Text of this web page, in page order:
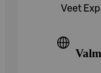
Veet